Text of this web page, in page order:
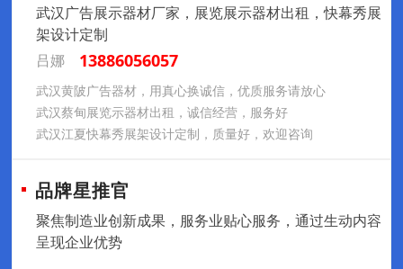
武汉广告展示器材厂家，展览展示器材出租，快幕秀展
架设计定制
吕娜
13886056057
武汉黄陂广告器材，用真心换诚信，优质服务请放心
武汉蔡甸展览示器材出租，诚信经营，服务好
武汉江夏快幕秀展架设计定制，质量好，欢迎咨询
品牌星推官
聚焦制造业创新成果，服务业贴心服务，通过生动内容
呈现企业优势